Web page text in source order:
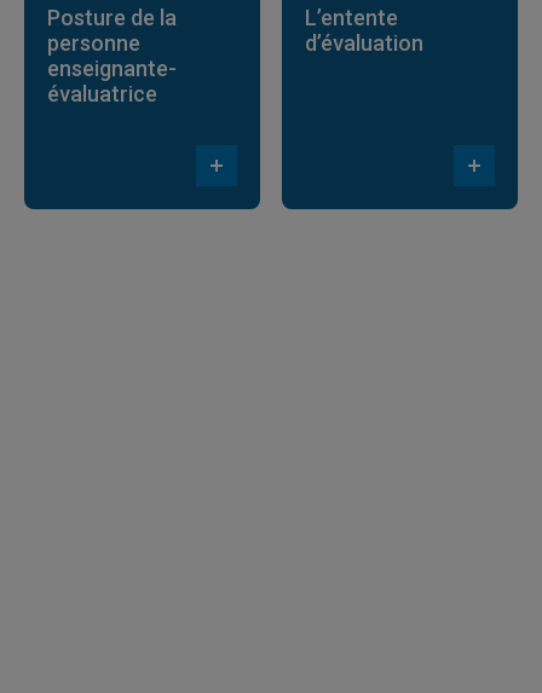
Posture de la
personne
enseignante-
évaluatrice
L’entente
d’évaluation